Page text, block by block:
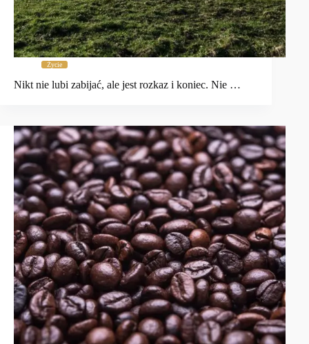
Życie
Nikt nie lubi zabijać, ale jest rozkaz i koniec. Nie …